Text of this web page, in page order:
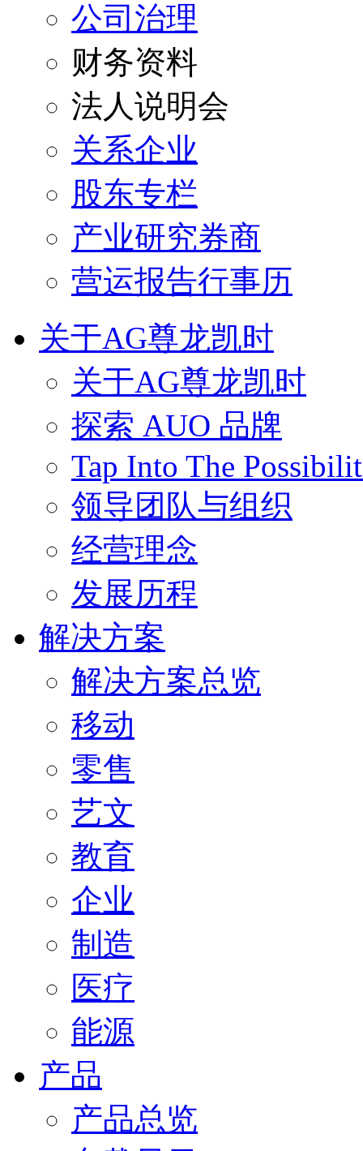
公司治理
财务资料
法人说明会
关系企业
股东专栏
产业研究券商
营运报告行事历
关于AG尊龙凯时
关于AG尊龙凯时
探索 AUO 品牌
Tap Into The
领导团队与组织
经营理念
发展历程
解决方案
解决方案总览
移动
零售
艺文
教育
企业
制造
医疗
能源
产品
产品总览